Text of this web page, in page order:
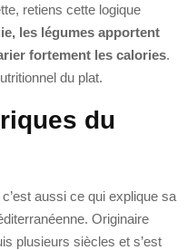
retiens cette logique
les légumes apportent
fortement les calories.
du plat.
du
aussi ce qui explique sa
Originaire
plusieurs siècles et s’est